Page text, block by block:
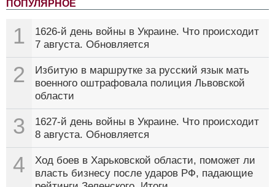
ПОПУЛЯРНОЕ
1
1626-й день войны в Украине. Что происходит
7 августа. Обновляется
2
Избитую в маршрутке за русский язык мать
военного оштрафовала полиция Львовской
области
3
1627-й день войны в Украине. Что происходит
8 августа. Обновляется
4
Ход боев в Харьковской области, поможет ли
власть бизнесу после ударов РФ, падающие